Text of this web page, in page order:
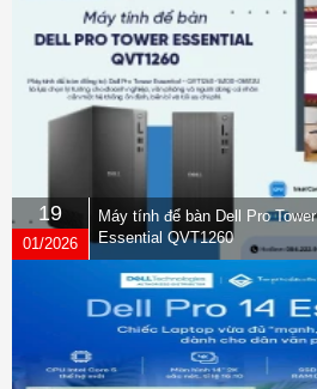
19
01/2026
Máy tính để bàn Dell Pro Tower
Essential QVT1260